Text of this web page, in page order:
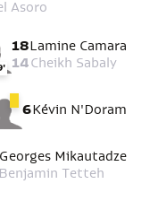
Asoro
Lamine Camara
18
Cheikh Sabaly
14
Kévin N'Doram
6
Georges Mikautadze
Benjamin Tetteh